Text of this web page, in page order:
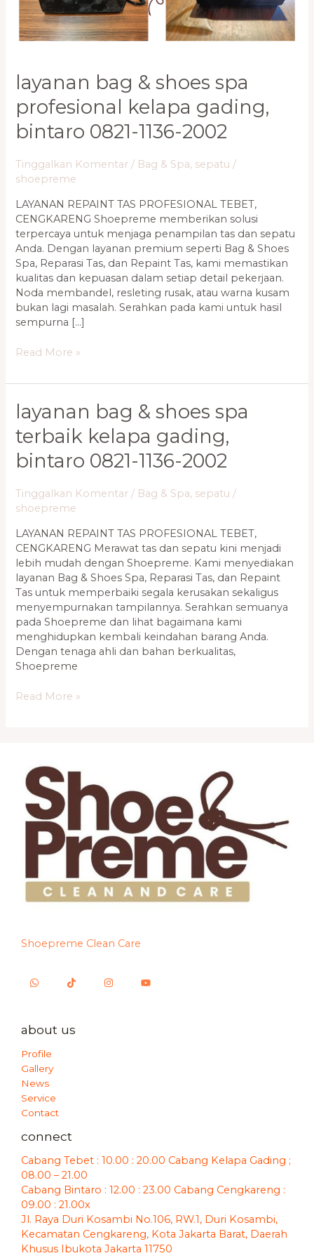
layanan bag & shoes spa
profesional kelapa gading,
bintaro 0821-1136-2002
Tinggalkan Komentar / Bag & Spa, sepatu /
shoepreme
LAYANAN REPAINT TAS PROFESIONAL TEBET,
CENGKARENG Shoepreme memberikan solusi
terpercaya untuk menjaga penampilan tas dan sepatu
Anda. Dengan layanan premium seperti Bag & Shoes
Spa, Reparasi Tas, dan Repaint Tas, kami memastikan
kualitas dan kepuasan dalam setiap detail pekerjaan.
Noda membandel, resleting rusak, atau warna kusam
bukan lagi masalah. Serahkan pada kami untuk hasil
sempurna […]
Profesional
Kelapa
Gading,
1136-
Read More »
layanan bag & shoes spa
terbaik kelapa gading,
bintaro 0821-1136-2002
Tinggalkan Komentar / Bag & Spa, sepatu /
shoepreme
LAYANAN REPAINT TAS PROFESIONAL TEBET,
CENGKARENG Merawat tas dan sepatu kini menjadi
lebih mudah dengan Shoepreme. Kami menyediakan
layanan Bag & Shoes Spa, Reparasi Tas, dan Repaint
Tas untuk memperbaiki segala kerusakan sekaligus
menyempurnakan tampilannya. Serahkan semuanya
pada Shoepreme dan lihat bagaimana kami
menghidupkan kembali keindahan barang Anda.
Dengan tenaga ahli dan bahan berkualitas,
Shoepreme
Layanan
Bag
&
Shoes
Spa
Kelapa
Gading,
0821-
1136-
2002
Read More »
Shoepreme Clean Care
about us
Profile
Gallery
News
Service
Contact
connect
Cabang Tebet : 10.00 : 20.00 Cabang Kelapa Gading ;
08.00 – 21.00
Cabang Bintaro : 12.00 : 23.00 Cabang Cengkareng :
09.00 : 21.00x
Jl. Raya Duri Kosambi No.106, RW.1, Duri Kosambi,
Kecamatan Cengkareng, Kota Jakarta Barat, Daerah
Khusus Ibukota Jakarta 11750